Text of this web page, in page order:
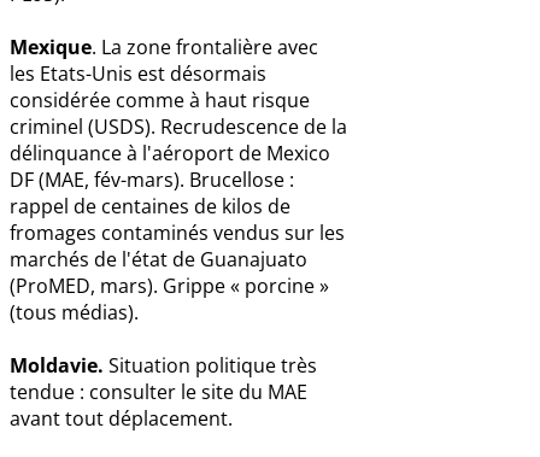
Mexique. La zone frontalière avec
les Etats-Unis est désormais
considérée comme à haut risque
criminel (USDS). Recrudescence de la
délinquance à l'aéroport de Mexico
DF (MAE, fév-mars). Brucellose :
rappel de centaines de kilos de
fromages contaminés vendus sur les
marchés de l'état de Guanajuato
(ProMED, mars). Grippe « porcine »
(tous médias).
Moldavie. Situation politique très
tendue : consulter le site du MAE
avant tout déplacement.